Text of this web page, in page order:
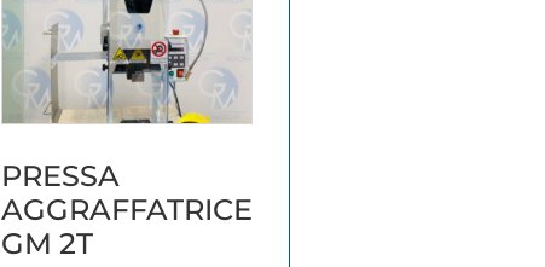
PRESSA
AGGRAFFATRICE
GM 2T